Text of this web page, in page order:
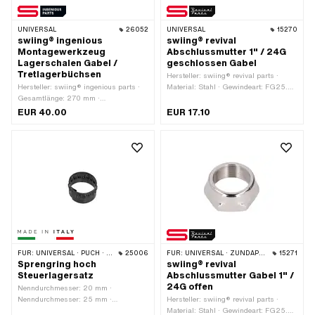
UNIVERSAL 26052
swiing® ingenious
Montagewerkzeug
Lagerschalen Gabel /
Tretlagerbüchsen
Hersteller: swiing® ingenious parts ·
Gesamtlänge: 270 mm ·
Anwendungsbereich: Spezialwerkzeug
EUR 40.00
UNIVERSAL 15270
swiing® revival
Abschlussmutter 1" / 24G
geschlossen Gabel
Hersteller: swiing® revival parts ·
Material: Stahl · Gewindeart: FG25.4
(Gewinde): 25.4 mm · Antrieb:
EUR 17.10
FÜR: UNIVERSAL · PUCH · SACHS · PONY / CILO (BETA 521 & 512) · PIAGGIO · ZÜNDAPP BELMONDO · TOMOS 25006
Sprengring hoch
Steuerlagersatz
Nenndurchmesser: 20 mm ·
Nenndurchmesser: 25 mm ·
FÜR: UNIVERSAL · ZÜNDAPP BELMONDO 15271
swiing® revival
Abschlussmutter Gabel 1" /
24G offen
Hersteller: swiing® revival parts ·
Material: Stahl · Gewindeart: FG25.4